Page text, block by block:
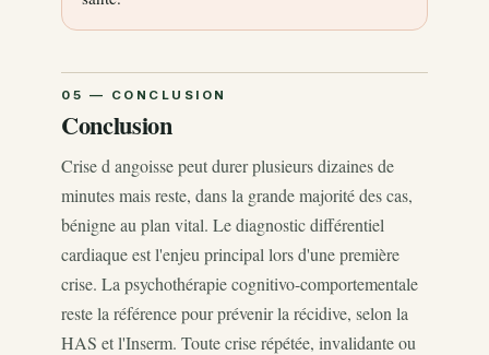
Conclusion
Crise d angoisse peut durer plusieurs dizaines de
minutes mais reste, dans la grande majorité des cas,
bénigne au plan vital. Le diagnostic différentiel
cardiaque est l'enjeu principal lors d'une première
crise. La psychothérapie cognitivo-comportementale
reste la référence pour prévenir la récidive, selon la
HAS et l'Inserm. Toute crise répétée, invalidante ou